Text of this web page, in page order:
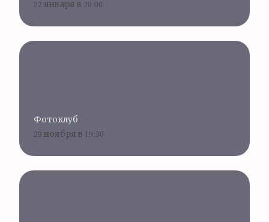
22 января в 20:00
Фотоклуб
29 ноября в 19:30